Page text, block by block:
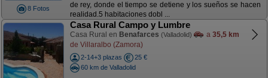
8 Fotos
de rey, donde el tiempo se detiene y los sueños se hacen
realidad.5 habitaciones dobl ...
Casa Rural Campo y Lumbre
Casa Rural en Benafarces (Valladolid) a 35,5 km
de Villaralbo (Zamora)
2-14+3 plazas
25 €
60 km de Valladolid